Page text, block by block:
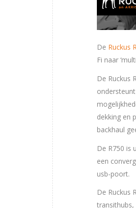
De Ruckus
Fi naar
De Ruckus
dekking en
backhaul
De R750 is
een
usb-poort.
De Ruckus